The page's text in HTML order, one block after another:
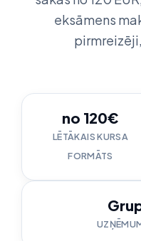
eksāmens
no 120€
LĒTĀKAIS KURSA
FORMĀTS